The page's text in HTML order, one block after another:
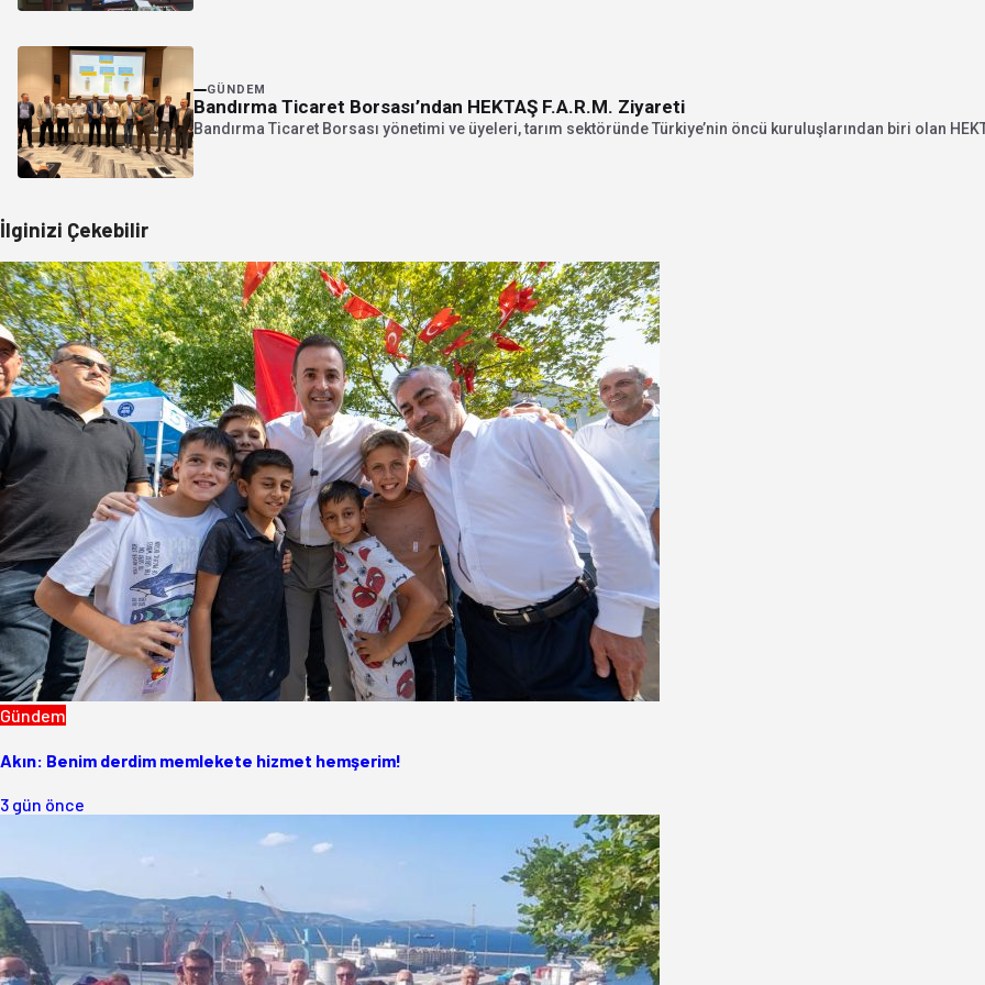
GÜNDEM
Bandırma Ticaret Borsası’ndan HEKTAŞ F.A.R.M. Ziyareti
Bandırma Ticaret Borsası yönetimi ve üyeleri, tarım sektöründe Türkiye’nin öncü kuruluşlarından biri olan
İlginizi Çekebilir
Gündem
Akın: Benim derdim memlekete hizmet hemşerim!
3 gün önce